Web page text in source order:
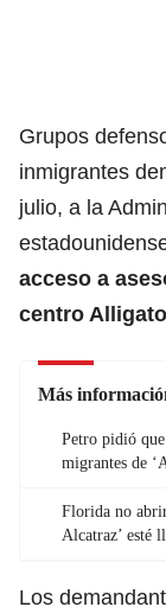
Grupos
inmigrantes
julio, a la
acceso a
centro
Más
Petro pidió
migrantes de
Florida no
Alcatraz’ esté
Los